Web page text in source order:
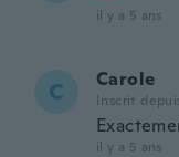
il y a 5 ans
C Carole
Inscrit
il y a 5 ans